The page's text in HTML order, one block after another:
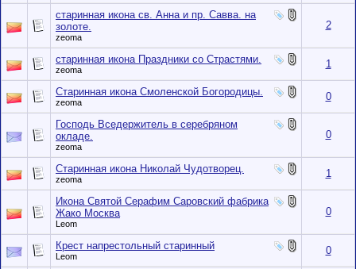
cтаpиннaя икoнa cв. Анна и пр. Саввa. на
золоте.
zeoma
2
старинная икона Праздники со Страстями.
zeoma 1
Старинная икона Смоленской Богородицы.
zeoma 0
Господь Вседержитель в серебряном
окладе.
zeoma
0
Старинная икона Николай Чудотворец.
zeoma 1
Икона Святой Серафим Саровский фабрика
Жако Москва
Leom
0
Крест напрестольный старинный
Leom 0